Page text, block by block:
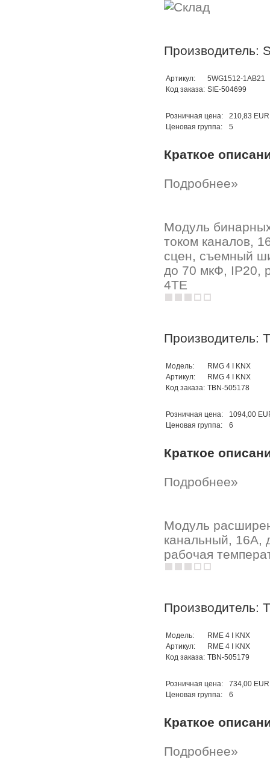
Производитель:
Артикул:
5WG1512-1AB21
Код заказа: SIE-504699
Розничная цена:
210,83 EUR
Ценовая группа:
5
Краткое
Подробнее»
Модуль
током каналов,
сцен, съемный
до 70 мкФ, IP20,
4TE
Производитель:
Модель:
RMG 4 I KNX
Артикул:
RMG 4 I KNX
Код заказа: TBN-505178
Розничная цена:
1094,00
Ценовая группа:
6
Краткое
Подробнее»
Модуль
канальный, 16А,
рабочая
Производитель:
Модель:
RME 4 I KNX
Артикул:
RME 4 I KNX
Код заказа: TBN-505179
Розничная цена:
734,00 EUR
Ценовая группа:
6
Краткое
Подробнее»